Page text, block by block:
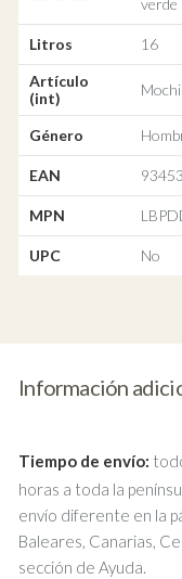
verde
Litros
16
Artículo
(int)
Género
EAN
MPN
UPC No
Información
Tiempo de envío:
horas a toda la
envío diferente en la
Baleares, Canarias,
sección de Ayuda.